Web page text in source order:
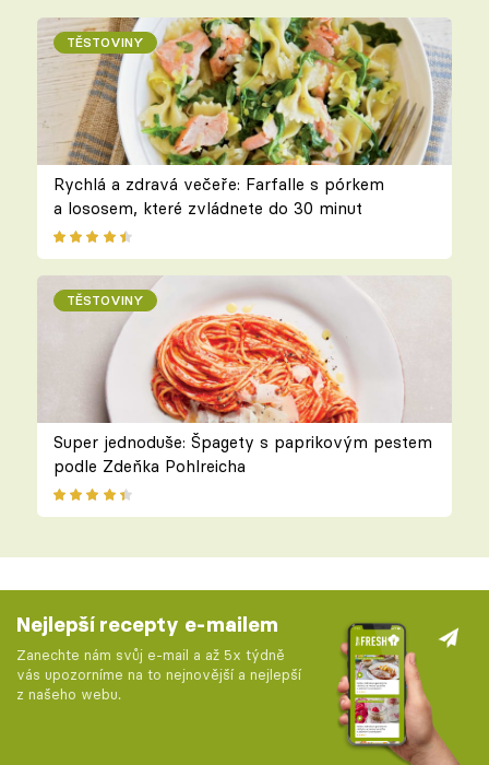
TĚSTOVINY
Rychlá a zdravá večeře: Farfalle s pórkem
a lososem, které zvládnete do 30 minut
TĚSTOVINY
Super jednoduše: Špagety s paprikovým pestem
podle Zdeňka Pohlreicha
Nejlepší recepty e-mailem
Zanechte nám svůj e-mail a až 5x týdně
vás upozorníme na to nejnovější a nejlepší
z našeho webu.